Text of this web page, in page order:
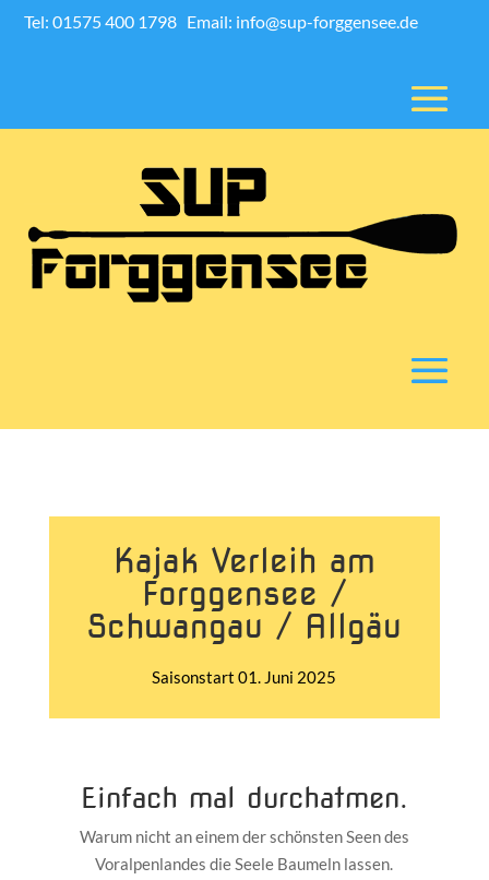
Tel: 01575 400 1798 Email: info@sup-forggensee.de
Kajak Verleih am
Forggensee /
Schwangau / Allgäu
Saisonstart 01. Juni 2025
Einfach mal durchatmen.
Warum nicht an einem der schönsten Seen des
Voralpenlandes die Seele Baumeln lassen.